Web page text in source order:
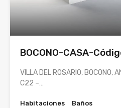
BOCONO-CASA-
VILLA DEL ROSARIO, BOCONO,
C22 –…
Habitaciones
Baños